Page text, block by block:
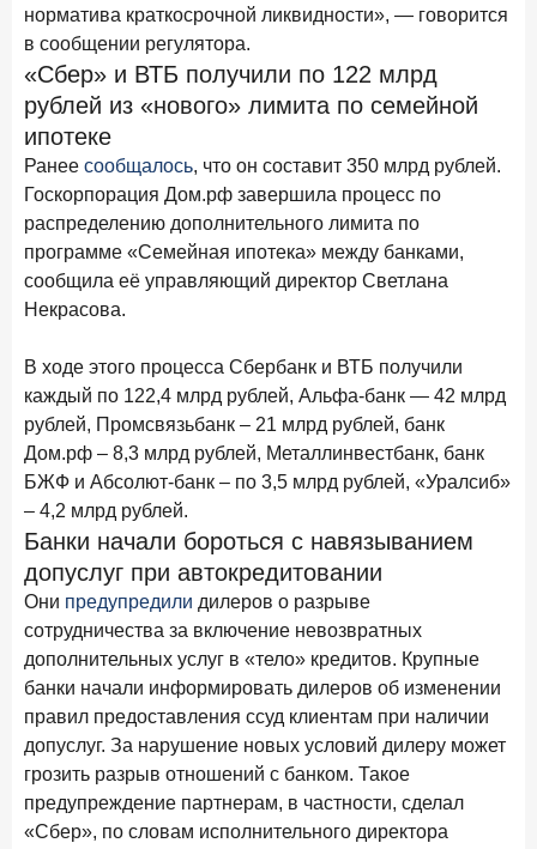
Цифра дня
Средний срок ипотеки на вторичном рынке
23,3 год к году
Frank Data. Ипотека Поделиться
24 апреля 2026 года ИССЛЕДОВАНИЕ
Ипотека. Итоги работы крупнейших ипотечных банков
в марте 2026 года
Рынок подписок 2026: от гонки за объёмами к битве за
привычку
15 апреля 2026 года ИССЛЕДОВАНИЕ
Маркетинговые акции брокеров: обзор механик и
трендов
10 апреля 2026 года
ДНК современного ипотечного клиента
7 апреля 2026 года
По итогам марта 2026 года объем выдач кредитов
составил 925,7 млрд руб.
Не экосистемой единой: как пользователи
распределяют подписки
25 марта 2026 года ИССЛЕДОВАНИЕ
Ипотека. Итоги работы крупнейших ипотечных банков
норматива краткосрочной ликвидности», — говорится
в сообщении регулятора.
«Сбер» и ВТБ получили по 122 млрд
рублей из «нового» лимита по семейной
ипотеке
Ранее сообщалось, что он составит 350 млрд рублей.
Госкорпорация Дом.рф завершила процесс по
распределению дополнительного лимита по
программе «Семейная ипотека» между банками,
сообщила её управляющий директор Светлана
Некрасова.
В ходе этого процесса Сбербанк и ВТБ получили
каждый по 122,4 млрд рублей, Альфа-банк — 42 млрд
рублей, Промсвязьбанк – 21 млрд рублей, банк
Дом.рф – 8,3 млрд рублей, Металлинвестбанк, банк
БЖФ и Абсолют-банк – по 3,5 млрд рублей, «Уралсиб»
– 4,2 млрд рублей.
Банки начали бороться с навязыванием
допуслуг при автокредитовании
Они предупредили дилеров о разрыве
сотрудничества за включение невозвратных
дополнительных услуг в «тело» кредитов. Крупные
банки начали информировать дилеров об изменении
правил предоставления ссуд клиентам при наличии
допуслуг. За нарушение новых условий дилеру может
грозить разрыв отношений с банком. Такое
предупреждение партнерам, в частности, сделал
«Сбер», по словам исполнительного директора